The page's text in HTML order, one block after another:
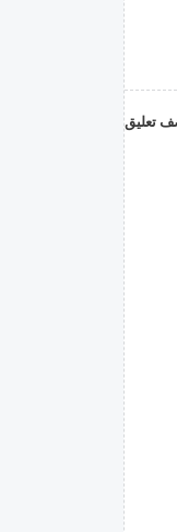
تعليق